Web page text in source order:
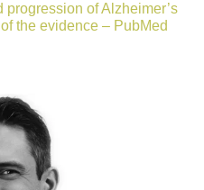
of Alzheimer’s
the evidence – PubMed